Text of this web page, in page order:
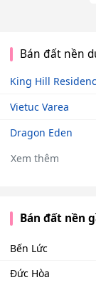
Bán đất nền
King Hill
Vietuc Varea
Dragon Eden
Xem thêm
Bán đất nền
Bến Lức
Đức Hòa